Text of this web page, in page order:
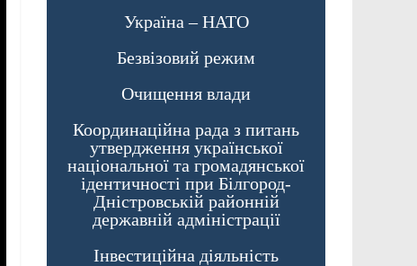
Україна – НАТО
Безвізовий режим
Очищення влади
Координаційна рада з питань
утвердження української
національної та громадянської
ідентичності при Білгород-
Дністровській районній
державній адміністрації
Інвестиційна діяльність